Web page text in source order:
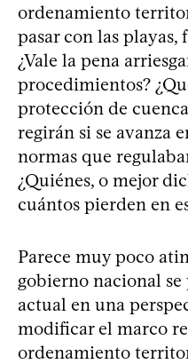
ordenamiento
pasar con las playas,
¿Vale la pena
procedimientos?
protección de
regirán si se avanza
normas que
¿Quiénes, o mejor
cuántos pierden en
Parece muy poco
gobierno nacional
actual en una
modificar el marco
ordenamiento